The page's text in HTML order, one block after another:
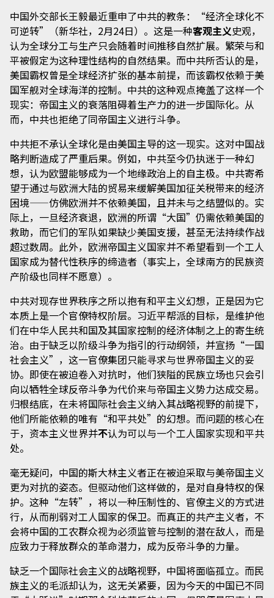
中国外交部长王毅最近重申了中共的教条：“经济全球化不
可逆转”（新华社，2月24日）。这是一种客观主义史观，
认为全球分工与生产只会随着时间推移自然扩展。繁荣与和
平被假定为这种理性结构的自然结果。而中共所否认的是，
美国霸权曾是全球经济扩张的基本前提，而该霸权依赖于美
国军舰对全球海洋的控制。中共的这种观点掩盖了这样一个
现实：帝国主义的衰落阻碍着生产力的进一步国际化。从
而，中共也拒绝了同帝国主义进行斗争。
中共拒不承认全球化是由美国主导的这一现实。这对中国战
略判断造成了严重后果。例如，中共至今仍执迷于一种幻
想，认为欧盟能够成为一个地缘政治上的自主极。中共寄希
望于通过与欧洲大陆的贸易来缓解美国加征关税带来的经济
困境——仿佛欧洲并不依赖美国，且并未与之结盟似的。实
际上，一旦经济衰退，欧洲的所谓“大国”仍需依赖美国的
救助，而它们的军队如果缺少美国支援，甚至无法持续作战
超过数周。此外，欧洲帝国主义国家并不希望看到一个工人
国家成为替代性秩序的缔造者（事实上，全球南方的民族资
产阶级也同样不愿意）。
中共对现存世界秩序之所以抱有和平主义幻想，正是因为它
本质上是一个官僚特权阶层。习近平帮派的目标，是维护他
们在中华人民共和国及其国家控制的经济体制之上的寄生统
治。由于缺乏以阶级斗争为指引的行动纲领，并宣扬“一国
社会主义”，这一官僚集团只能寻求与世界帝国主义的妥
协。即使在被迫卷入对抗时，他们狭隘的民族立场也只会引
向以牺牲全球反帝斗争为代价来与帝国主义势力达成交易。
归根结底，在未将国际社会主义纳入其战略视野的前提下，
他们所能依赖的唯有“和平共处”的幻想。而问题的核心在
于，资本主义世界并不认为可以与一个工人国家实现和平共
处。
毫无疑问，中国的斯大林主义者正在被迫采取与美帝国主义
更为对抗的姿态。但驱动他们这样做的，是对自身特权的保
护。这种“左转”，将以一种压制性的、官僚主义的方式进
行，从而削弱对工人国家的保卫。而真正的共产主义者，不
会将中国的工农群众视为必须监管与控制的潜在敌人，而是
应致力于释放群众的革命潜力，成为反帝斗争的力量。
缺乏一个国际社会主义的战略视野，中国将面临孤立。而民
族主义的毛派却认为，这无关紧要，因为今天的中国已不同